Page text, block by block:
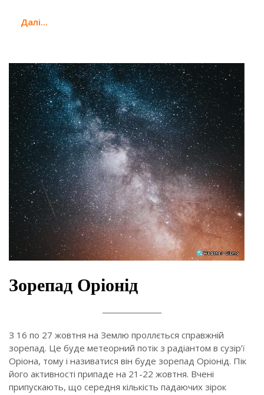
Далi...
Зорепад Оріонід
З 16 по 27 жовтня на Землю проллється справжній
зорепад. Це буде метеорний потік з радіантом в сузір’ї
Оріона, тому і називатися він буде зорепад Оріонід. Пік
його активності припаде на 21-22 жовтня. Вчені
припускають, що середня кількість падаючих зірок